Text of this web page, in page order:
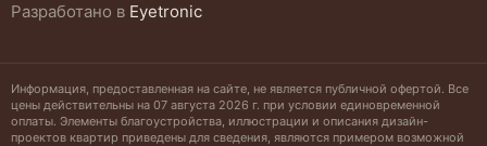
Разработано в Eyetronic
Информация, предоставленная на сайте, не является публичной офертой. Все
цены действительны на 07 августа 2026 г. при условии единовременной
оплаты. Элементы благоустройства, иллюстрации и описания дизайн-
проектов квартир приведены для сведения, являются примером возможной